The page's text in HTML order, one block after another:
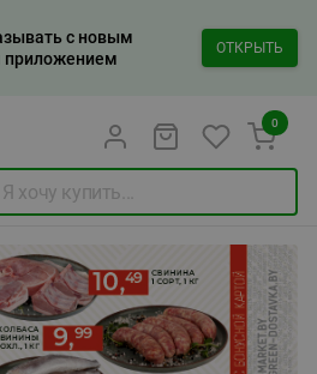
с новым
ОТКРЫТЬ
0